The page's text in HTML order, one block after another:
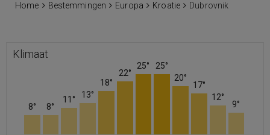
Home Bestemmingen Europa Kroatie Dubrovnik
Klimaat
8° 8°
11° 13°
18°
22°
25°
25°
20°
17°
12°
9°